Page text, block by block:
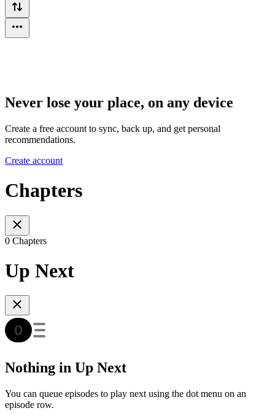
Never lose your place, on any device
Create a free account to sync, back up, and get personal
recommendations.
Create account
Chapters
0 Chapters
Up Next
Nothing in Up Next
You can queue episodes to play next using the dot menu on an
episode row.